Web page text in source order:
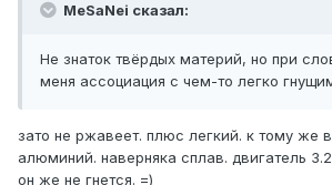
MeSaNei сказал:
Не знаток твёрдых материй, но при
меня ассоциация с чем-то легко
зато не ржавеет. плюс легкий. к тому же
алюминий. наверняка сплав. двигатель
он же не гнется. =)